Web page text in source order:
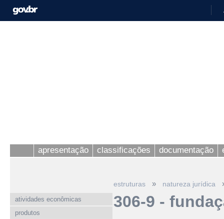
apresentação classificações documentação
atividades econômicas
produtos
estruturas » natureza jurídica
306-9 -